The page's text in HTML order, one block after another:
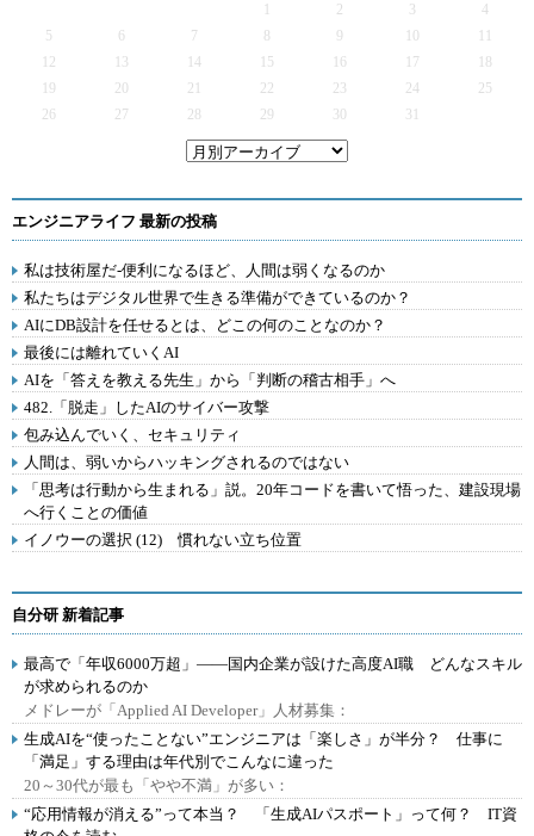
2 3
4
5
6 7 9
12
13 14 15 16 17
19
20 21 22 23 24
25
26
27 28 29 30 31
エンジニアライフ 最新の投稿
私は技術屋だ-便利になるほど、人間は弱くなるのか
私たちはデジタル世界で生きる準備ができているのか？
AIにDB設計を任せるとは、どこの何のことなのか？
最後には離れていくAI
AIを「答えを教える先生」から「判断の稽古相手」へ
482.「脱走」したAIのサイバー攻撃
包み込んでいく、セキュリティ
人間は、弱いからハッキングされるのではない
「思考は行動から生まれる」説。20年コードを書いて悟った、建設現場
へ行くことの価値
イノウーの選択 (12) 慣れない立ち位置
自分研 新着記事
最高で「年収6000万超」――国内企業が設けた高度AI職 どんなスキル
が求められるのか
メドレーが「Applied AI Developer」人材募集：
生成AIを“使ったことない”エンジニアは「楽しさ」が半分？ 仕事に
「満足」する理由は年代別でこんなに違った
20～30代が最も「やや不満」が多い：
“応用情報が消える”って本当？ 「生成AIパスポート」って何？ IT資